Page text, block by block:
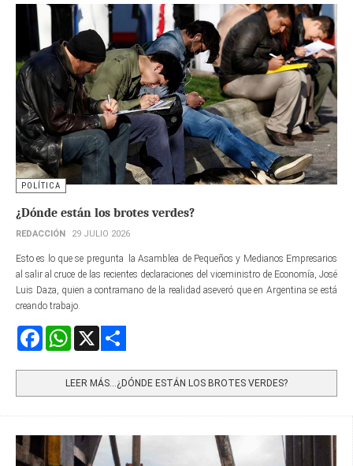
POLÍTICA
¿Dónde están los brotes verdes?
REDACCIÓN 29 JULIO 2026
Esto es lo que se pregunta la Asamblea de Pequeños y Medianos Empresarios
al salir al cruce de las recientes declaraciones del viceministro de Economía, José
Luis Daza, quien a contramano de la realidad aseveró que en Argentina se está
creando trabajo.
FacebookWhatsApp
LEER MÁS…¿DÓNDE ESTÁN LOS BROTES VERDES?